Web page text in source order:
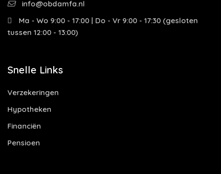
info@obdamfa.nl
Ma - Wo 9:00 - 17:00 | Do - Vr 9:00 - 17:30 (gesloten
tussen 12:00 - 13:00)
Snelle Links
Verzekeringen
Hypotheken
Financiën
Pensioen